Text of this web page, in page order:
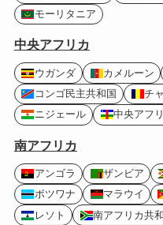
モーリタニア
中央アフリカ
ウガンダ カメルーン
コンゴ民主共和国
チ
ニジェール
中央アフ
南アフリカ
アンゴラ ザンビア
ボツワナ
マラウイ
レソト
南アフリカ共